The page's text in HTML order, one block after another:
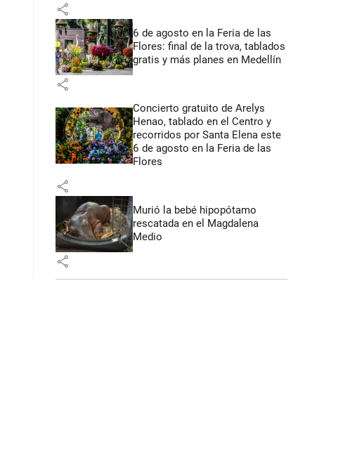
share
6 de agosto en la Feria de las
Flores: final de la trova, tablados
gratis y más planes en Medellín
share
Concierto gratuito de Arelys
Henao, tablado en el Centro y
recorridos por Santa Elena este
6 de agosto en la Feria de las
Flores
share
Murió la bebé hipopótamo
rescatada en el Magdalena
Medio
share